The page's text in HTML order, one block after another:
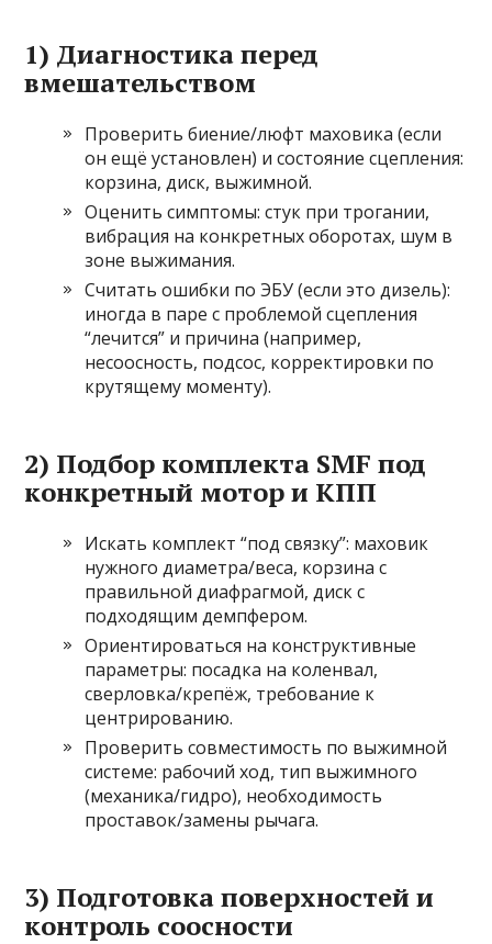
1) Диагностика перед
вмешательством
Проверить биение/люфт маховика (если
он ещё установлен) и состояние сцепления:
корзина, диск, выжимной.
Оценить симптомы: стук при трогании,
вибрация на конкретных оборотах, шум в
зоне выжимания.
Считать ошибки по ЭБУ (если это дизель):
иногда в паре с проблемой сцепления
“лечится” и причина (например,
несоосность, подсос, корректировки по
крутящему моменту).
2) Подбор комплекта SMF под
конкретный мотор и КПП
Искать комплект “под связку”: маховик
нужного диаметра/веса, корзина с
правильной диафрагмой, диск с
подходящим демпфером.
Ориентироваться на конструктивные
параметры: посадка на коленвал,
сверловка/крепёж, требование к
центрированию.
Проверить совместимость по выжимной
системе: рабочий ход, тип выжимного
(механика/гидро), необходимость
проставок/замены рычага.
3) Подготовка поверхностей и
контроль соосности